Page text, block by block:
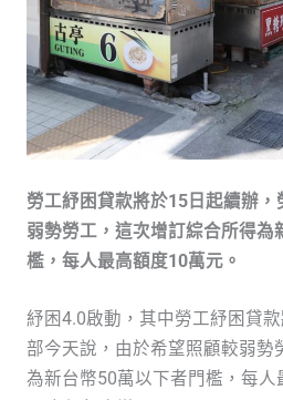
勞工紓困貸款將於15日起續辦
弱勢勞工，這次增訂綜合所得為
檻，每人最高額度10萬元。
紓困4.0啟動，其中勞工紓困貸
部今天說，由於希望照顧較弱勢
為新台幣50萬以下者門檻，每